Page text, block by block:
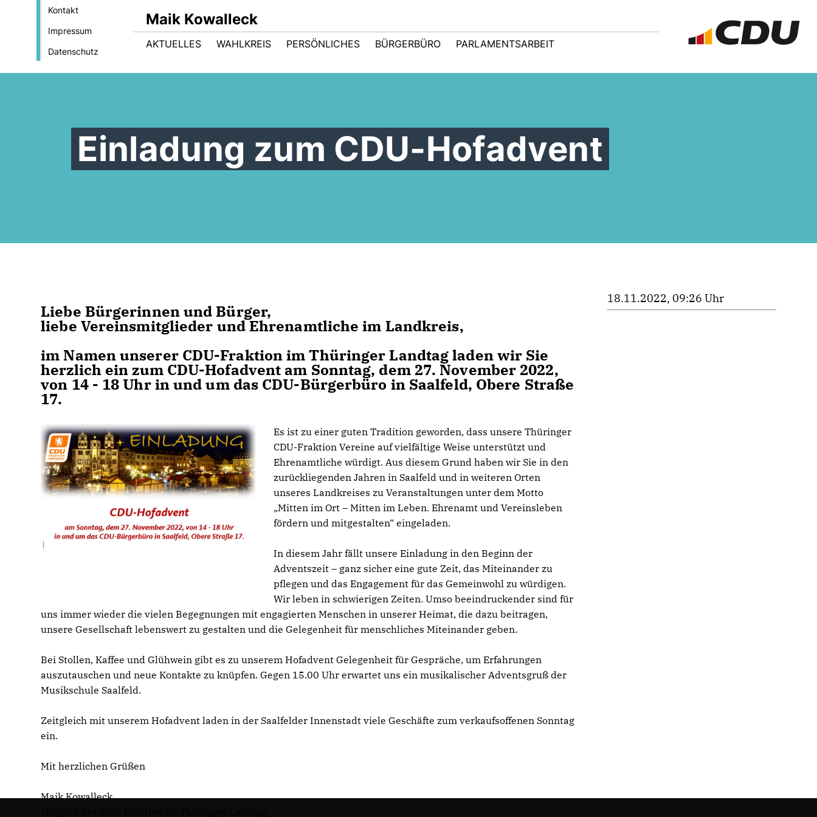
Kontakt
Impressum
Datenschutz
Maik Kowalleck
AKTUELLES WAHLKREIS PERSÖNLICHES BÜRGERBÜRO PARLAMENTSARBEIT
Einladung zum CDU-Hofadvent
Liebe Bürgerinnen und Bürger,
liebe Vereinsmitglieder und Ehrenamtliche im Landkreis,
im Namen unserer CDU-Fraktion im Thüringer Landtag laden wir Sie
herzlich ein zum CDU-Hofadvent am Sonntag, dem 27. November 2022,
von 14 - 18 Uhr in und um das CDU-Bürgerbüro in Saalfeld, Obere Straße
17.
Es ist zu einer guten Tradition geworden, dass unsere Thüringer
CDU-Fraktion Vereine auf vielfältige Weise unterstützt und
Ehrenamtliche würdigt. Aus diesem Grund haben wir Sie in den
zurückliegenden Jahren in Saalfeld und in weiteren Orten
unseres Landkreises zu Veranstaltungen unter dem Motto
Mitten im Ort – Mitten im Leben. Ehrenamt und Vereinsleben
fördern und mitgestalten“ eingeladen.
In diesem Jahr fällt unsere Einladung in den Beginn der
Adventszeit – ganz sicher eine gute Zeit, das Miteinander zu
pflegen und das Engagement für das Gemeinwohl zu würdigen.
Wir leben in schwierigen Zeiten. Umso beeindruckender sind für
uns immer wieder die vielen Begegnungen mit engagierten Menschen in unserer Heimat, die dazu beitragen,
unsere Gesellschaft lebenswert zu gestalten und die Gelegenheit für menschliches Miteinander geben.
Bei Stollen, Kaffee und Glühwein gibt es zu unserem Hofadvent Gelegenheit für Gespräche, um Erfahrungen
auszutauschen und neue Kontakte zu knüpfen. Gegen 15.00 Uhr erwartet uns ein musikalischer Adventsgruß der
Musikschule Saalfeld.
Zeitgleich mit unserem Hofadvent laden in der Saalfelder Innenstadt viele Geschäfte zum verkaufsoffenen Sonntag
ein.
Mit herzlichen Grüßen
Maik Kowalleck
18.11.2022, 09:26 Uhr